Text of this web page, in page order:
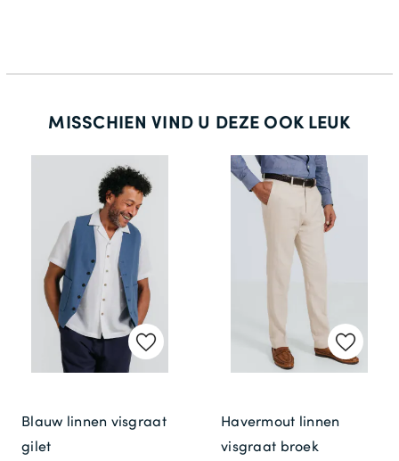
MISSCHIEN VIND U DEZE OOK LEUK
Blauw linnen visgraat
gilet
Havermout linnen
visgraat broek